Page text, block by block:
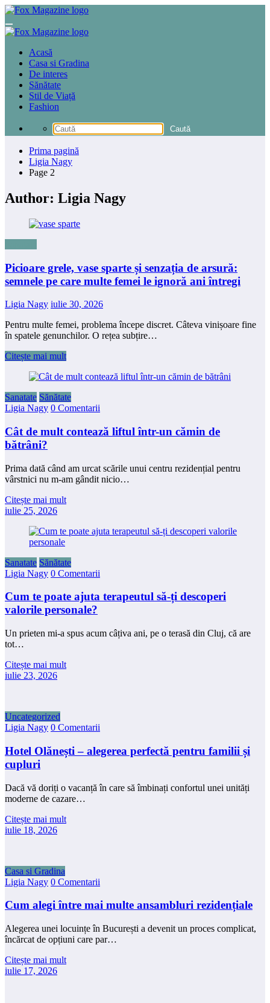
Sari
conținut
Acasă
Casa si Gradina
De interes
Sănătate
Stil de Viață
Fashion
Prima pagină
Ligia Nagy
Page 2
Author: Ligia Nagy
Picioare grele, vase sparte și senzația de arsură:
semnele pe care multe femei le ignoră ani întregi
Ligia Nagy iulie 30, 2026
Pentru multe femei, problema începe discret. Câteva vinișoare fine
în spatele genunchilor. O rețea subțire…
Citește mai mult
Sanatate Sănătate
Ligia Nagy 0 Comentarii
Cât de mult contează liftul într-un cămin de
bătrâni?
Prima dată când am urcat scările unui centru rezidențial pentru
vârstnici nu m-am gândit nicio…
Citește mai mult
iulie 25, 2026
Sanatate Sănătate
Ligia Nagy 0 Comentarii
Cum te poate ajuta terapeutul să-ți descoperi
valorile personale?
Un prieten mi-a spus acum câțiva ani, pe o terasă din Cluj, că are
tot…
Citește mai mult
iulie 23, 2026
Uncategorized
Ligia Nagy 0 Comentarii
Hotel Olănești – alegerea perfectă pentru familii și
cupluri
Dacă vă doriți o vacanță în care să îmbinați confortul unei unități
moderne de cazare…
Citește mai mult
iulie 18, 2026
Casa si Gradina
Ligia Nagy 0 Comentarii
Cum alegi între mai multe ansambluri rezidențiale
Alegerea unei locuințe în București a devenit un proces complicat,
încărcat de opțiuni care par…
Citește mai mult
iulie 17, 2026